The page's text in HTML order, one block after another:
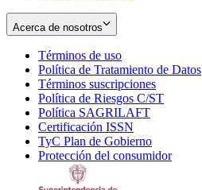
Acerca de nosotros
Términos de uso
in
new
window
Política de Tratamiento de Datos
Términos suscripciones
in
Política de Riesgos C/ST
Política SAGRILAFT
new
window
Certificación ISSN
in
new
TyC Plan de Gobierno
in
Protección del consumidorOpens